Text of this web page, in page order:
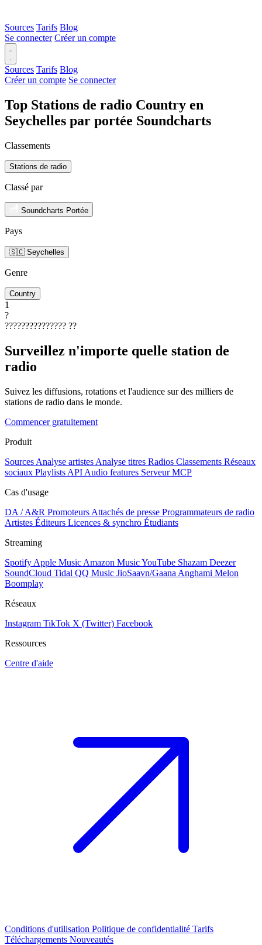
Sources Tarifs Blog
Se connecter Créer un compte
Sources Tarifs Blog
Créer un compte Se connecter
Top Stations de radio Country en
Seychelles par portée Soundcharts
Classements
Stations de radio
Classé par
Soundcharts Portée
Pays
🇸🇨 Seychelles
Genre
Country
1
?
??????????????? ??
Surveillez n'importe quelle station de
radio
Suivez les diffusions, rotations et l'audience sur des milliers de
stations de radio dans le monde.
Commencer gratuitement
Produit
Sources Analyse artistes Analyse titres Radios Classements Réseaux
sociaux Playlists API Audio features Serveur MCP
Cas d'usage
DA / A&R Promoteurs Attachés de presse Programmateurs de radio
Artistes Éditeurs Licences & synchro Étudiants
Streaming
Spotify Apple Music Amazon MusicYouTube Shazam Deezer
SoundCloud Tidal QQ Music JioSaavn/Gaana Anghami Melon
Boomplay
Réseaux
Instagram TikTok X (Twitter) Facebook
Ressources
Centre d'aide
Conditions d'utilisation Politique de confidentialité Tarifs
Téléchargements Nouveautés